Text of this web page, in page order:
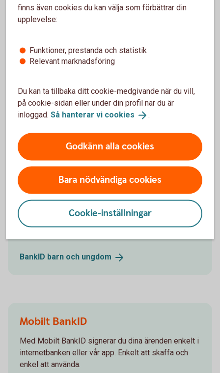
Spärra gammalt Mobilt BankID
Om du har blivit av med en enhet med Mobilt BankID
behöver du spärra det så fort du kan.
gamla som du inte längre använder ska du också
spärra det.
Spärrhjälp
BankID barn och ungdom
Det finns två varianter av BankID för barn och unga,
BankID barn och ungdom
Mobilt BankID
Med Mobilt BankID signerar du dina ärenden enkelt i
internetbanken eller vår app. Enkelt att skaffa och
enkel att använda.
finns även cookies du kan välja som förbättrar din
upplevelse:
Funktioner, prestanda och statistik
Relevant marknadsföring
Du kan ta tillbaka ditt cookie-medgivande när du vill,
på cookie-sidan eller under din profil när du är
inloggad. Så hanterar vi cookies .
Godkänn alla cookies
Bara nödvändiga cookies
Cookie-inställningar